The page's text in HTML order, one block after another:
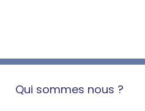
Qui sommes nous ?